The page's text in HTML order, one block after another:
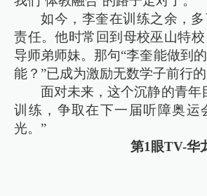
如今，李奎在训练之余，
责任。他时常回到母校巫山特
导师弟师妹。那句“李奎能做到
能？”已成为激励无数学子前行的
面对未来，这个沉静的青年
训练，争取在下一届听障奥运
光。”
第1眼TV-华